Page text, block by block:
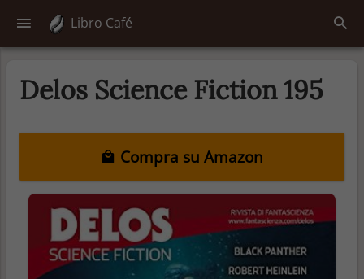
Libro Café
Delos Science Fiction 195
Compra su Amazon